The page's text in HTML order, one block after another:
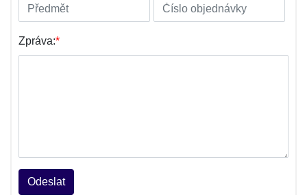
Zpráva:*
Odeslat